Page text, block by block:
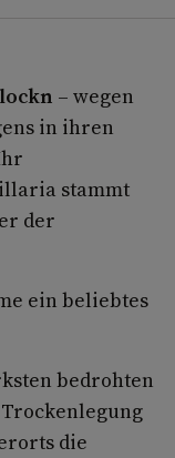
– wegen
in ihren
stammt
der
ein beliebtes
bedrohten
die